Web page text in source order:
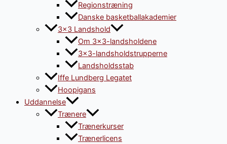
Regionstræning
Danske basketballakademier
3×3 Landshold
Om 3×3-landsholdene
3×3-landsholdstrupperne
Landsholdsstab
Iffe Lundberg Legatet
Hoopigans
Uddannelse
Trænere
Trænerkurser
Trænerlicens